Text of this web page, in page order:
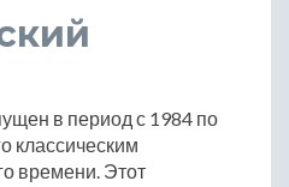
в период с 1984 по
классическим
времени. Этот